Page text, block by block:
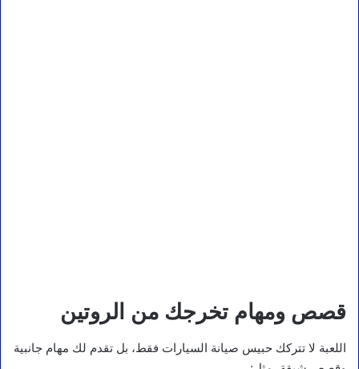
قصص ومهام تخرجك من الروتين
اللعبة لا تتركك حبيس صيانة السيارات فقط، بل تقدم لك مهام جانبية